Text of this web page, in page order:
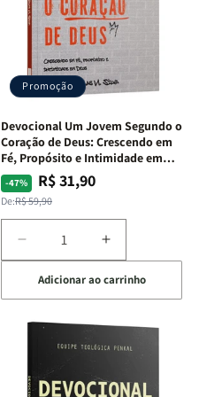
Equipe
Teológica
Penkal
Equipe
Teológica
Penkal
Promoção
Devocional Um Jovem Segundo o
Coração de Deus: Crescendo em
Fé, Propósito e Intimidade em
Deus
-47%
Preço
normal
De:R$ 59,90
Preço
promocional
R$ 31,90
Diminuir
a
quantidade
de
Devocional
Segundo
Aumentar
a
quantidade
de
Devocional
Segundo
Adicionar ao carrinho